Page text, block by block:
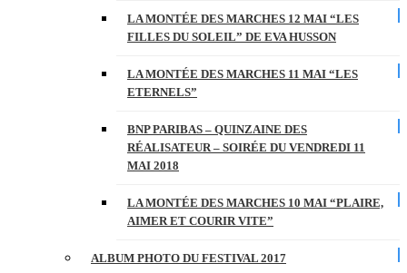
LA MONTÉE DES MARCHES 12 MAI “LES
FILLES DU SOLEIL” DE EVA HUSSON
LA MONTÉE DES MARCHES 11 MAI “LES
ETERNELS”
BNP PARIBAS – QUINZAINE DES
RÉALISATEUR – SOIRÉE DU VENDREDI 11
MAI 2018
LA MONTÉE DES MARCHES 10 MAI “PLAIRE,
AIMER ET COURIR VITE”
ALBUM PHOTO DU FESTIVAL 2017